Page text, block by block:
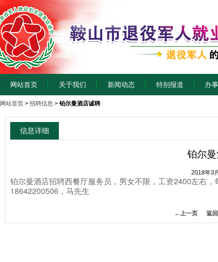
网站首页 关于我们 新闻动态 特别报道 办
网站首页 > 招聘信息 > 铂尔曼酒店诚聘
信息详细
铂尔
2018年3
铂尔曼酒店招聘西餐厅服务员，男女不限，工资2400左右
18642200506，马先生
←上一页 返